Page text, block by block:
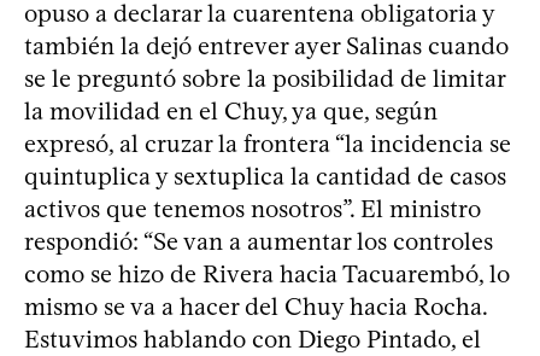
opuso a declarar la cuarentena obligatoria y
también la dejó entrever ayer Salinas cuando
se le preguntó sobre la posibilidad de limitar
la movilidad en el Chuy, ya que, según
expresó, al cruzar la frontera “la incidencia se
quintuplica y sextuplica la cantidad de casos
activos que tenemos nosotros”. El ministro
respondió: “Se van a aumentar los controles
como se hizo de Rivera hacia Tacuarembó, lo
mismo se va a hacer del Chuy hacia Rocha.
Estuvimos hablando con Diego Pintado, el